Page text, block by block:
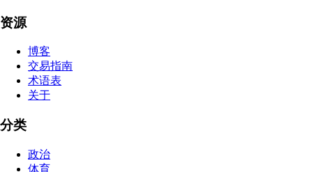
资源
博客
交易指南
术语表
关于
分类
政治
体育